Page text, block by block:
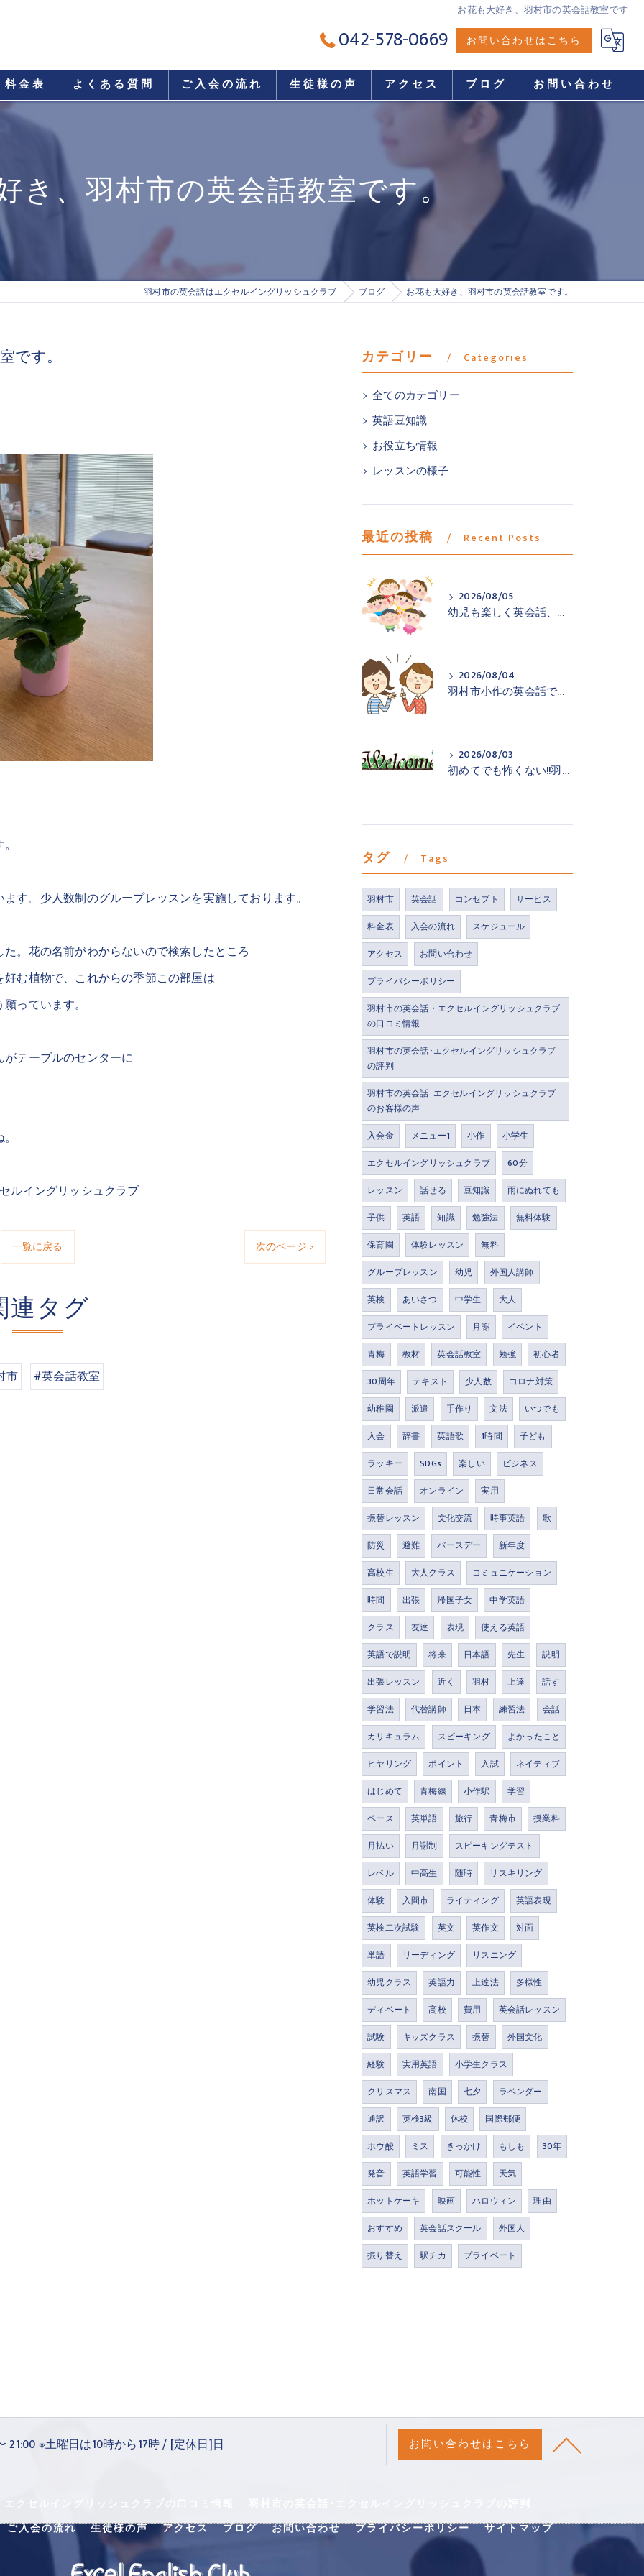
お花も大好き、羽村市の英会話教室です
042-578-0669 お問い合わせはこちら
料金表 よくある質問 ご入会の流れ 生徒様の声 アクセス ブログ お問い合わせ
き、羽村市の英会話教室です。
羽村市の英会話はエクセルイングリッシュクラブ ブログ お花も大好き、羽村市の英会話教室です。
です。
す。少人数制のグループレッスンを実施しております。
。花の名前がわからないので検索したところ
む植物で、これからの季節この部屋は
っています。
テーブルのセンターに
イングリッシュクラブ
一覧に戻る 次のページ >
連タグ
市 #英会話教室
カテゴリー Categories
全てのカテゴリー
英語豆知識
お役立ち情報
レッスンの様子
最近の投稿 Recent Posts
2026/08/05
幼児も楽しく英会話、羽村市小作の英会話教室
2026/08/04
羽村市小作の英会話で声を出す練習を
2026/08/03
初めてでも怖くない!!羽村市小作の英会話教室
タグ Tags
羽村市 英会話 コンセプト
サービス
料金表
入会の流れ
スケジュール
アクセス
お問い合わせ
プライバシーポリシー
羽村市の英会話・エクセルイングリッシュクラブ
の口コミ情報
羽村市の英会話･エクセルイングリッシュクラブ
の評判
羽村市の英会話･エクセルイングリッシュクラブ
のお客様の声
入会金
メニュー1 小作
小学生
エクセルイングリッシュクラブ
60分
レッスン
話せる 豆知識
雨にぬれても
子供
英語 知識 勉強法
無料体験
保育園
体験レッスン
無料
グループレッスン
幼児
外国人講師
英検
あいさつ 中学生
大人
プライベートレッスン
月謝
イベント
青梅
教材 英会話教室 勉強
初心者
30周年
テキスト 少人数
コロナ対策
幼稚園
派遣 手作り 文法
いつでも
入会
辞書 英語歌 1時間
子ども
ラッキー
SDGs 楽しい
ビジネス
日常会話
オンライン
実用
振替レッスン
文化交流 時事英語
歌
防災
避難 バースデー
新年度
高校生
大人クラス
コミュニケーション
時間
出張 帰国子女
中学英語
クラス
友達 表現
使える英語
英語で説明
将来 日本語 先生
説明
出張レッスン
近く 羽村 上達
話す
学習法
代替講師 日本 練習法
会話
カリキュラム
スピーキング
よかったこと
ヒヤリング
ポイント 入試
ネイティブ
はじめて
青梅線 小作駅
学習
ペース
英単語 旅行 青梅市
授業料
月払い
月謝制
スピーキングテスト
レベル
中高生 随時
リスキリング
体験
入間市 ライティング
英語表現
英検二次試験
英文 英作文
対面
単語
リーディング
リスニング
幼児クラス
英語力 上達法
多様性
ディベート
高校 費用
英会話レッスン
試験
キッズクラス 振替
外国文化
経験
実用英語
小学生クラス
クリスマス
南国 七夕
ラベンダー
通訳
英検3級 休校
国際郵便
ホウ酸
ミス きっかけ もしも
30年
発音
英語学習 可能性
天気
ホットケーキ
映画 ハロウィン
理由
おすすめ
英会話スクール
外国人
振り替え
駅チカ プライベート
21:00 ※土曜日は10時から17時 / [定休日]日 お問い合わせはこちら
ご入会の流れ
生徒様の声 アクセス ブログ お問い合わせ プライバシーポリシー サイトマップ